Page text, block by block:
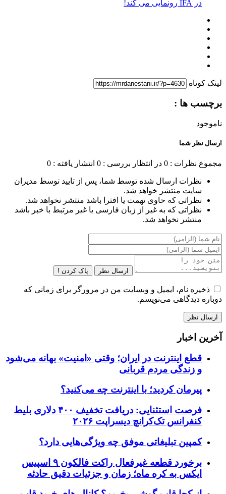
در IFA رونمایی می کند!
لینک کوتاه
برچسب ها :
ناموجود
ارسال نظر شما
مجموع نظرات : 0 در انتظار بررسی : 0 انتشار یافته : 0
نظرات ارسال شده توسط شما، پس از تایید توسط مدیران
سایت منتشر خواهد شد.
نظراتی که حاوی تهمت یا افترا باشد منتشر نخواهد شد.
نظراتی که به غیر از زبان فارسی یا غیر مرتبط با خبر باشد
منتشر نخواهد شد.
ارسال نظر پاک کردن !
ذخیره نام، ایمیل و وبسایت من در مرورگر برای زمانی که
دوباره دیدگاهی می‌نویسم.
آخرین اخبار
قطع اینترنت در ایران؛ وقتی «امنیت» بهانه می‌شود
و زندگی مردم قربانی
پیرمان کردید؛ با اینترنت چه می‌کنید؟
فرصت استثنایی: دریافت تخفیف ۴۰۰ دلاری بلیط
کنفرانس تک‌کرانچ دیسراپت ۲۰۲۶
کمپین تبلیغاتی موفق چه ویژگی‌هایی دارد؟
برخورد قطعه غیرفعال راکت فالکون ۹ اسپیس
ایکس به کره ماه؛ زمان و جزئیات دقیق حادثه